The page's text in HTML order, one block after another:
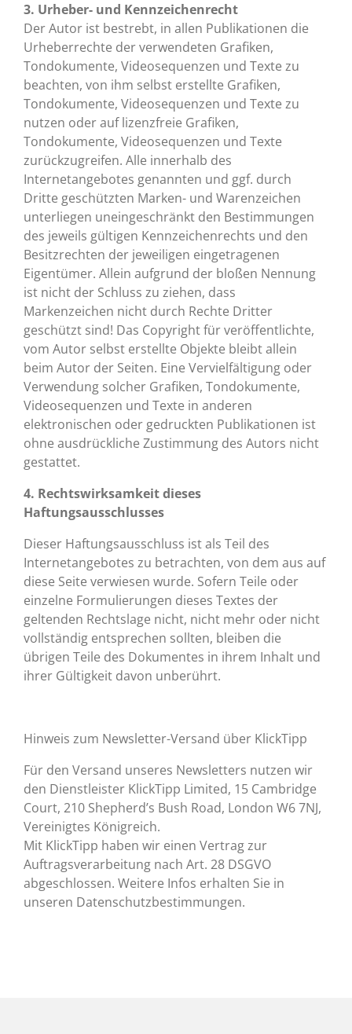
3. Urheber- und Kennzeichenrecht
Der Autor ist bestrebt, in allen Publikationen die
Urheberrechte der verwendeten Grafiken,
Tondokumente, Videosequenzen und Texte zu
beachten, von ihm selbst erstellte Grafiken,
Tondokumente, Videosequenzen und Texte zu
nutzen oder auf lizenzfreie Grafiken,
Tondokumente, Videosequenzen und Texte
zurückzugreifen. Alle innerhalb des
Internetangebotes genannten und ggf. durch
Dritte geschützten Marken- und Warenzeichen
unterliegen uneingeschränkt den Bestimmungen
des jeweils gültigen Kennzeichenrechts und den
Besitzrechten der jeweiligen eingetragenen
Eigentümer. Allein aufgrund der bloßen Nennung
ist nicht der Schluss zu ziehen, dass
Markenzeichen nicht durch Rechte Dritter
geschützt sind! Das Copyright für veröffentlichte,
vom Autor selbst erstellte Objekte bleibt allein
beim Autor der Seiten. Eine Vervielfältigung oder
Verwendung solcher Grafiken, Tondokumente,
Videosequenzen und Texte in anderen
elektronischen oder gedruckten Publikationen ist
ohne ausdrückliche Zustimmung des Autors nicht
gestattet.
4. Rechtswirksamkeit dieses
Haftungsausschlusses
Dieser Haftungsausschluss ist als Teil des
Internetangebotes zu betrachten, von dem aus auf
diese Seite verwiesen wurde. Sofern Teile oder
einzelne Formulierungen dieses Textes der
geltenden Rechtslage nicht, nicht mehr oder nicht
vollständig entsprechen sollten, bleiben die
übrigen Teile des Dokumentes in ihrem Inhalt und
ihrer Gültigkeit davon unberührt.
Hinweis zum Newsletter-Versand über KlickTipp
Für den Versand unseres Newsletters nutzen wir
den Dienstleister KlickTipp Limited, 15 Cambridge
Court, 210 Shepherd’s Bush Road, London W6 7NJ,
Vereinigtes Königreich.
Mit KlickTipp haben wir einen Vertrag zur
Auftragsverarbeitung nach Art. 28 DSGVO
abgeschlossen. Weitere Infos erhalten Sie in
unseren Datenschutzbestimmungen.